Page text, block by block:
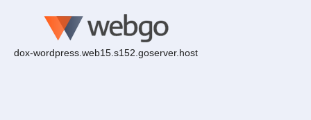
dox-wordpress.web15.s152.goserver.host